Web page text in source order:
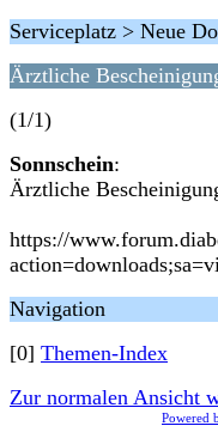
Serviceplatz > Neue
Ärztliche
(1/1)
Sonnschein:
Ärztliche
https://
Navigation
[0] Themen-Index
Zur normalen Ansicht
Powered